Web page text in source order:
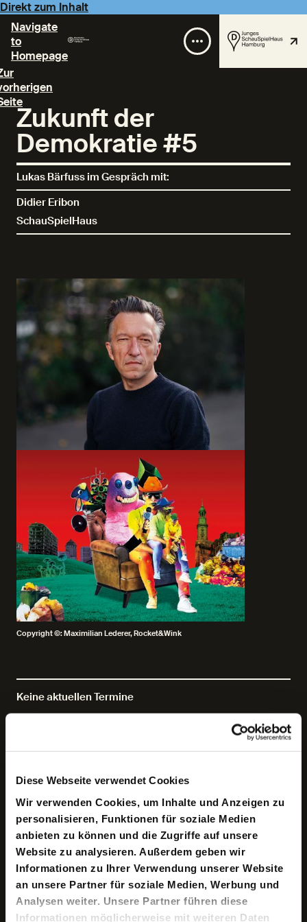
Diese Webseite verwendet Cookies
Wir verwenden Cookies, um Inhalte und Anzeigen zu
personalisieren, Funktionen für soziale Medien
anbieten zu können und die Zugriffe auf unsere
Website zu analysieren. Außerdem geben wir
Informationen zu Ihrer Verwendung unserer Website
an unsere Partner für soziale Medien, Werbung und
Analysen weiter. Unsere Partner führen diese
Informationen möglicherweise mit weiteren Daten
Direkt zum Inhalt
Navigate
to
Homepage
Zukunft der
Demokratie #5
Lukas Bärfuss im Gespräch mit:
Didier Eribon
SchauSpielHaus
Copyright ©: Maximilian Lederer, Rocket&Wink
Keine aktuellen Termine
Es geschieht selten, dass der Titel eines soziologischen
gelungen. Seine autobiografische »Rückkehr nach
rassistischen und homophoben Verhältnisse seiner
Herkunft, wurde europaweit zum Bild für das Scheitern
der Linken. Wann hat sie ihre Wählerschaft verloren?
Warum wählen Menschen mit geringem Einkommen
heute rechtsextreme Parteien? Eribon sieht einen der
Hauptgründe in der Aufgabe dessen, was er als
historische Mission der Linken erkennt: die Verteidigung
der Interessen der Arbeiterklasse. Die Sprache der
Linken sei zu einer Mischung aus
pseudomodernistischem, technokratischen Diskurs und